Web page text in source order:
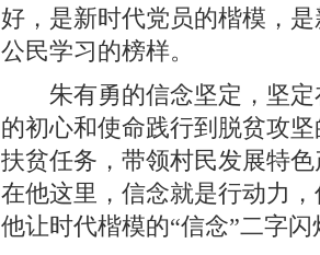
理论学习 这三年 全面开展法治宣传教
禁毒宣传 三严三实 忠诚干净担当 迪庆
三县一区 云南强基惠农 烟草 2014
党风廉政 独克宗古城火灾 十八届三中
好，是新时代党员的楷模，
公民学习的榜样。
朱有勇的信念坚定，坚定
的初心和使命践行到脱贫攻
扶贫任务，带领村民发展特
在他这里，信念就是行动力
他让时代楷模的“信念”二字